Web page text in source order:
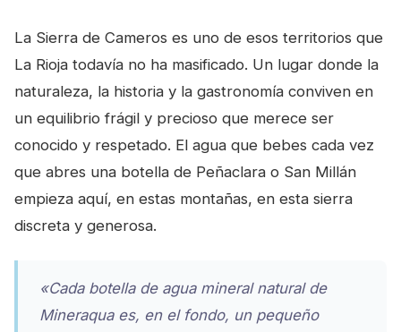
La Sierra de Cameros es uno de esos territorios que
La Rioja todavía no ha masificado. Un lugar donde la
naturaleza, la historia y la gastronomía conviven en
un equilibrio frágil y precioso que merece ser
conocido y respetado. El agua que bebes cada vez
que abres una botella de Peñaclara o San Millán
empieza aquí, en estas montañas, en esta sierra
discreta y generosa.
«Cada botella de agua mineral natural de
Mineraqua es, en el fondo, un pequeño